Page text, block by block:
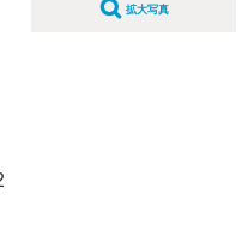
拡大写真